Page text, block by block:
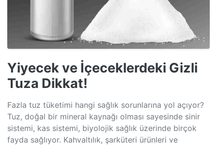
Yiyecek ve İçeceklerdeki Gizli
Tuza Dikkat!
Fazla tuz tüketimi hangi sağlık sorunlarına yol açıyor?
Tuz, doğal bir mineral kaynağı olması sayesinde sinir
sistemi, kas sistemi, biyolojik sağlık üzerinde birçok
fayda sağlıyor. Kahvaltılık, şarküteri ürünleri ve